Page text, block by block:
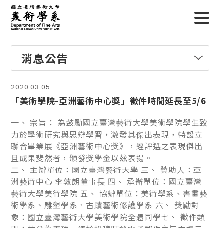
消息公告
2020.03.05
「美術學院-亞洲藝術中心獎」徵件時間延長至5/6
一、 宗旨： 為鼓勵國立臺灣藝術大學美術學院學生致
力於學術研究與思辯學習，激發其傑出表現，特設立
聯合畢業展《亞洲藝術中心獎》，經評選之表現傑出
且成果斐然者，頒發獎學金以玆表揚。
二、 主辦單位：國立臺灣藝術大學 三、 贊助人：亞
洲藝術中心 李敦朗董事長 四、 承辦單位：國立臺灣
藝術大學美術學院 五、 協辦單位：美術學系、書畫藝
術學系、雕塑學系、古蹟藝術修護學系 六、 獎勵對
象：國立臺灣藝術大學美術學院全體同學七、 徵件類